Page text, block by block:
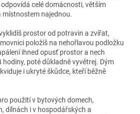
celé domácnosti, větším
místnostem najednou.
prostor od potravin a zvířat,
položíš na nehořlavou podložku
ihned opusť prostor a nech
poté důkladně vyvětrej. Dým
i ukryté škůdce, kteří běžně
použití v bytových domech,
dílnách i v hospodářských a